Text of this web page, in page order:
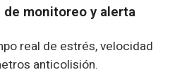
monitoreo y alerta
real de estrés, velocidad
anticolisión.